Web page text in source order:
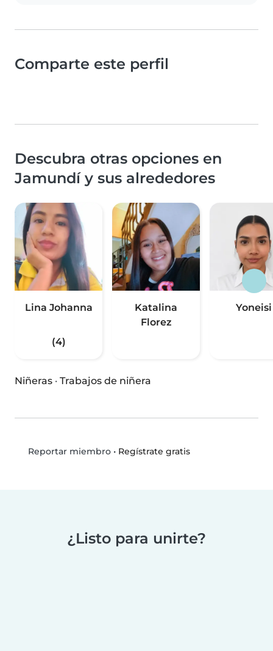
Comparte este perfil
Descubra otras opciones en
Jamundí y sus alrededores
Lina Johanna
(4)
Katalina
Florez
Yoneisi
Niñeras · Trabajos de niñera
Reportar miembro• Regístrate gratis
¿Listo para unirte?